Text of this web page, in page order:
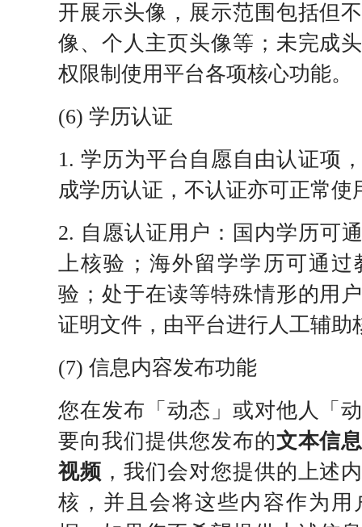
开展示头像，展示范围包括但
像、个人主页头像等；未完成
权限制使用平台各项核心功能。
(6) 学历认证
1. 学历为平台自愿自由认证项
成学历认证，不认证亦可正常使
2. 自愿认证用户：国内学历可
上核验；海外留学学历可通
验；处于在读等特殊情形的用
证明文件，由平台进行人工辅助
(7) 信息内容发布功能
您在发布「动态」或对他人「
要向我们提供您发布的文本信
视频 ，我们会对您提供的上述
核，并且会将这些内容作为